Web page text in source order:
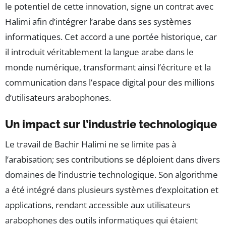
le potentiel de cette innovation, signe un contrat avec
Halimi afin d’intégrer l’arabe dans ses systèmes
informatiques. Cet accord a une portée historique, car
il introduit véritablement la langue arabe dans le
monde numérique, transformant ainsi l’écriture et la
communication dans l’espace digital pour des millions
d’utilisateurs arabophones.
Un impact sur l’industrie technologique
Le travail de Bachir Halimi ne se limite pas à
l’arabisation; ses contributions se déploient dans divers
domaines de l’industrie technologique. Son algorithme
a été intégré dans plusieurs systèmes d’exploitation et
applications, rendant accessible aux utilisateurs
arabophones des outils informatiques qui étaient